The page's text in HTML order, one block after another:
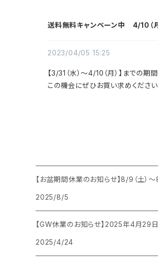
送料無料キャンペーン中 4/10（月
2023/04/05 15:25
【3/31（水）～4/10（月）】までの
この機会にぜひお買い求めください
【お盆期間休業のお知らせ】8/9（土）〜
2025/8/5
【GW休業のお知らせ】2025年4月29日
2025/4/24